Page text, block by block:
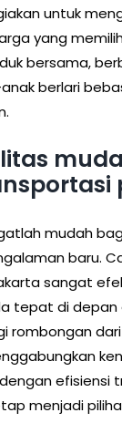
untuk
yang
bersama,
berlari
mudah
baru.
sangat
tepat di depan
rombongan
efisiensi
menjadi